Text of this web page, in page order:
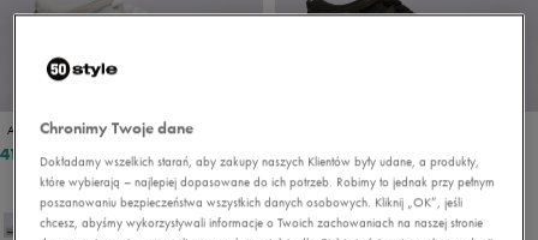
AIR JORDAN 4 RM
416,49 zł 489,99 zł
416,49 zł
440,99 zł - najniższa cena
Chronimy Twoje dane
Dokładamy wszelkich starań, aby zakupy naszych Klientów były udane, a produkty,
które wybierają – najlepiej dopasowane do ich potrzeb. Robimy to jednak przy pełnym
poszanowaniu bezpieczeństwa wszystkich danych osobowych. Kliknij „OK”, jeśli
chcesz, abyśmy wykorzystywali informacje o Twoich zachowaniach na naszej stronie